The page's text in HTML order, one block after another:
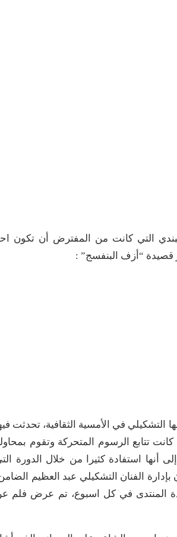
التي كانت من المفترض أن تكون
“أزف البنفسج” :
التشكيلي في الأمسية الثقافية، تحدثت
تتابع الرسوم المتحركة وتقوم
أنها استفادة كثيرا من خلال الدورة
بإدارة الفنان التشكيلي عبد العظيم
المنتدى في كل اسبوع، تم عرض فلم